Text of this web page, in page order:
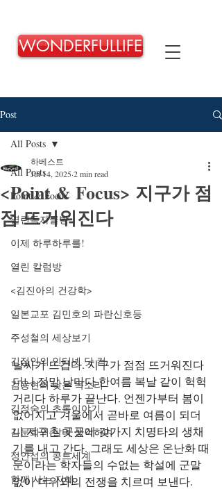
WONDERFULLIFE
Post
All Posts
Point & Focus
열린독자글방
이제 하루하루를!
열린 칼럼방
<김진아의 건강학>
일본교포 김민호의 파란신호등
주성철의 세상보기
김정인의 인터넷 닷 컴
김용현의 낮은 목소리
김정숙의 초록이야기
김문희의 살며 생각하며
정안섭의 콩트세계
함께 사는 지혜
All Posts
<Point & Focus> 지구가 점
점 뜨거워진다
하베스트
Jul 14, 20252 min read
날씨가 뜨겁다. 지구가 점점 뜨거워진다
더니 정말 날마다 한여름 복날 같이 헉헉
거리다 하루가 끝난다. 언젠가부터 봄이
없어지고 겨울에서 곧바로 여름이 되더
니 지구촌 곳곳에 갖가지 치명타의 생채
기를 내고 간다. 그래도 세상은 온난화 때
문이라는 학자들의 수없는 학설에 군말
없이 더위와의 전쟁을 치르며 보낸다.